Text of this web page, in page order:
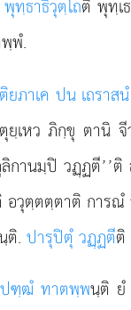
พุทฺธาธิวุตฺโถติ พุทฺเ
พํ.
ยภาเค ปน เถราส
ยฺเหว ภิกฺขุ ตานิ
กานมฺปิ วฏฺฏตี
อวุตฺตตฺตาติ การณํ
ติ. ปารุปิตุํ วฏฺฏตีติ
ฑฺฒํ ทาตพฺพนฺติ ยํ